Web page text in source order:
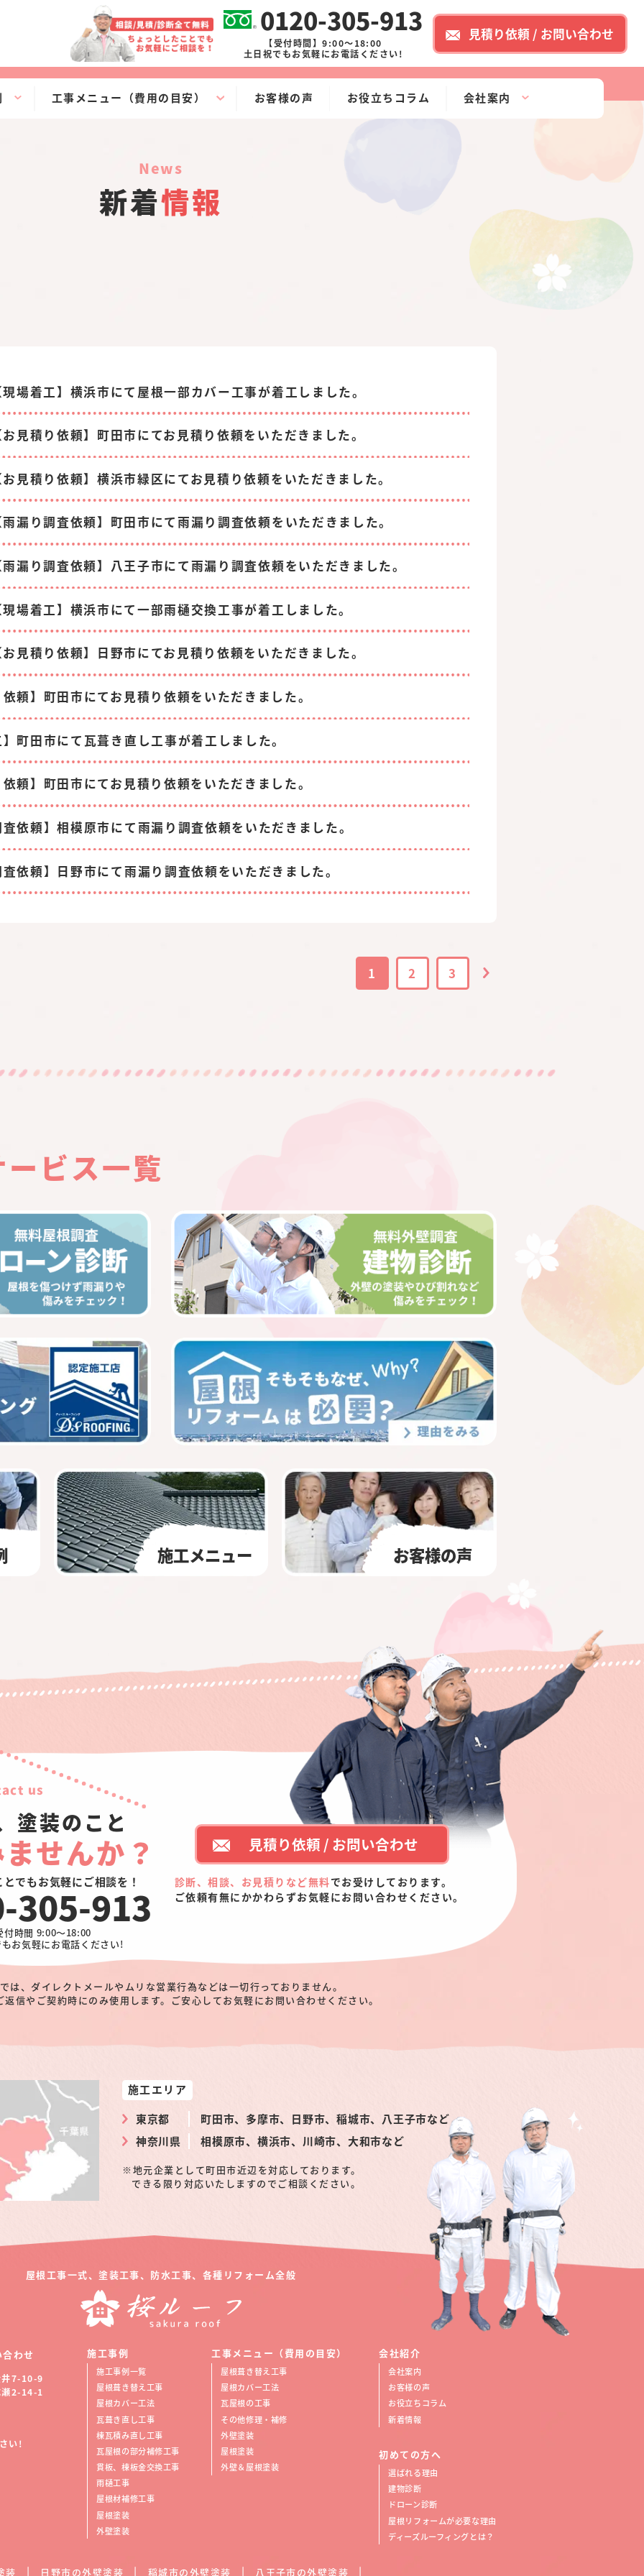
0120-305-913
【受付時間】9:00～18:00
土日祝でもお気軽にお電話ください!
見積り依頼 / お問い合わせ
工事メニュー（費用の目安） お客様の声 お役立ちコラム 会社案内
news
新着情報
場着工】横浜市にて屋根一部カバー工事が着工しました。
見積り依頼】町田市にてお見積り依頼をいただきました。
見積り依頼】横浜市緑区にてお見積り依頼をいただきました。
漏り調査依頼】町田市にて雨漏り調査依頼をいただきました。
漏り調査依頼】八王子市にて雨漏り調査依頼をいただきました。
場着工】横浜市にて一部雨樋交換工事が着工しました。
見積り依頼】日野市にてお見積り依頼をいただきました。
頼】町田市にてお見積り依頼をいただきました。
町田市にて瓦葺き直し工事が着工しました。
頼】町田市にてお見積り依頼をいただきました。
依頼】相模原市にて雨漏り調査依頼をいただきました。
依頼】日野市にて雨漏り調査依頼をいただきました。
1 2 3
ービス一覧
施工メニュー お客様の声
us
塗装のこと
せんか？
でもお気軽にご相談を！
305-913
付時間 9:00～18:00
お気軽にお電話ください!
見積り依頼 / お問い合わせ
診断、相談、お見積りなど無料でお受けしております。
ご依頼有無にかかわらずお気軽にお問い合わせください。
は、ダイレクトメールやムリな営業行為などは一切行っておりません。
返信やご契約時にのみ使用します。ご安心してお気軽にお問い合わせください。
施工エリア
東京都
町田市、多摩市、日野市、稲城市、八王子市など
神奈川県
相模原市、横浜市、川崎市、大和市など
地元企業として町田市近辺を対応しております。
できる限り対応いたしますのでご相談ください。
屋根工事一式、塗装工事、防水工事、 各種リフォーム全般
わせ
井7-10-9
2-14-1
い!
施工事例
施工事例一覧
屋根葺き替え工事
屋根カバー工法
瓦葺き直し工事
棟瓦積み直し工事
瓦屋根の部分補修工事
貫板、棟板金交換工事
雨樋工事
屋根材補修工事
屋根塗装
外壁塗装
工事メニュー（費用の目安）
屋根葺き替え工事
屋根カバー工法
瓦屋根の工事
その他修理・補修
外壁塗装
屋根塗装
外壁＆屋根塗装
会社紹介
会社案内
お客様の声
お役立ちコラム
新着情報
初めての方へ
選ばれる理由
建物診断
ドローン診断
屋根リフォームが必要な理由
ディーズルーフィングとは？
装 日野市の外壁塗装 稲城市の外壁塗装 八王子市の外壁塗装